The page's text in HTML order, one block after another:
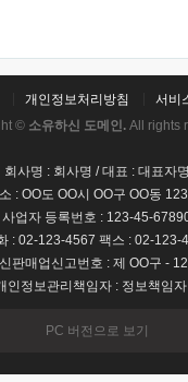
개인정보처리방침
서비
© 소유하신 도메인. All rights
회사명 : 회사명 / 대표 : 대표자명
: OO도 OO시 OO구 OO동
사업자 등록번호 : 123-45-
: 02-123-4567 팩스 : 02-123-
판매업신고번호 : 제 OO구 -
인정보관리책임자 : 정보책임
PC 버전으로 보기